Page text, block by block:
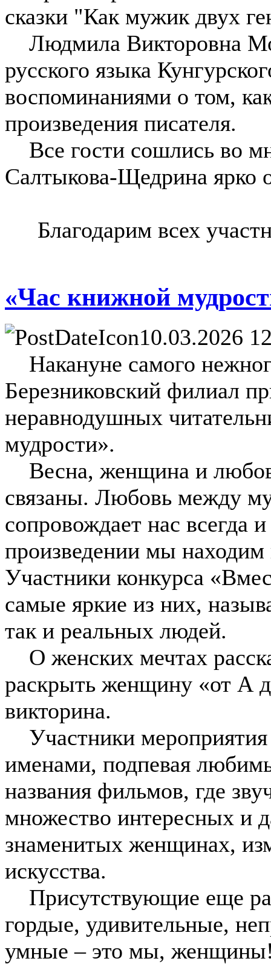
сказки "Как мужик двух
Людмила Викторовна
русского языка
воспоминаниями о том,
произведения писателя.
Все гости сошлись во
Салтыкова-Щедрина ярко
Благодарим всех
«Час книжной
10.03.2026
Накануне самого
Березниковский филиал
неравнодушных
мудрости».
Весна, женщина и
связаны. Любовь между
сопровождает нас всегда
произведении мы
Участники конкурса
самые яркие из них,
так и реальных людей.
О женских мечтах
раскрыть женщину «от А
викторина.
Участники
именами, подпевая
названия фильмов, где
множество интересных и
знаменитых женщинах,
искусства.
Присутствующие еще
гордые, удивительные,
умные – это мы,